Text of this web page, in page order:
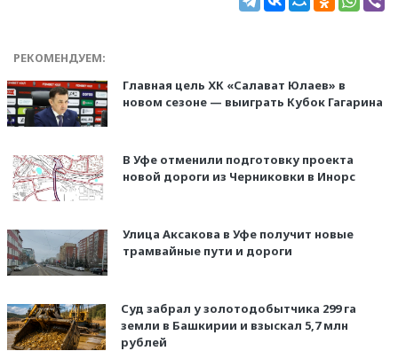
РЕКОМЕНДУЕМ:
Главная цель ХК «Салават Юлаев» в
новом сезоне — выиграть Кубок Гагарина
В Уфе отменили подготовку проекта
новой дороги из Черниковки в Инорс
Улица Аксакова в Уфе получит новые
трамвайные пути и дороги
Суд забрал у золотодобытчика 299 га
земли в Башкирии и взыскал 5,7 млн
рублей